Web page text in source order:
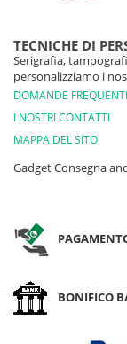
TECNICHE DI
Serigrafia,
personalizziamo i
DOMANDE FREQUENTI
I NOSTRI CONTATTI
MAPPA DEL SITO
Gadget Consegna
BONIFICO